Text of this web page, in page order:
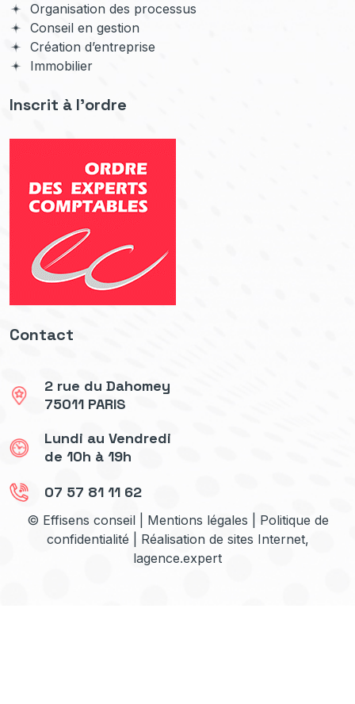
Organisation des processus
Conseil en gestion
Création d’entreprise
Immobilier
Inscrit à l'ordre
Contact
2 rue du Dahomey
75011 PARIS
Lundi au Vendredi
de 10h à 19h
07 57 81 11 62
© Effisens conseil | Mentions légales
Politique de
confidentialité | Réalisation de sites Internet,
lagence.expert